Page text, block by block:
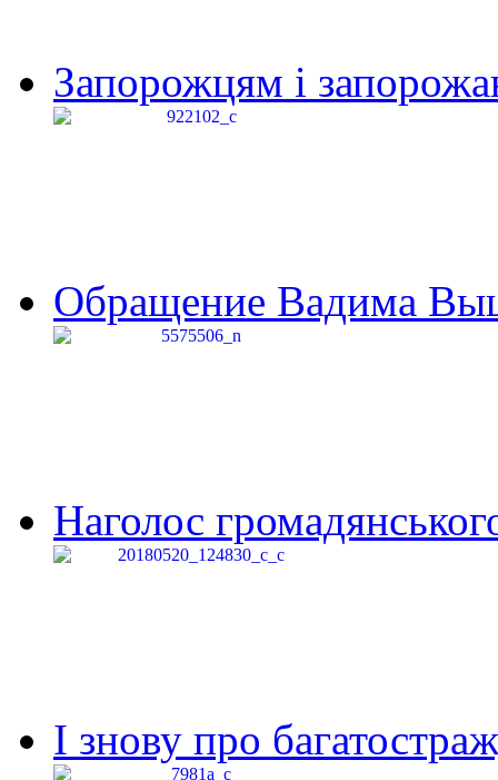
Запорожцям і
Обращение Вадима
Наголос
І знову про